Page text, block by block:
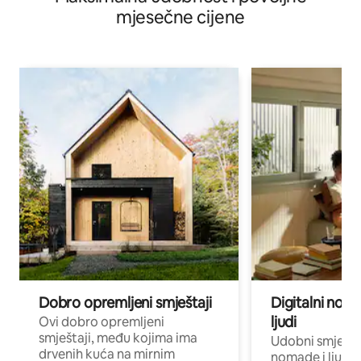
mjesečne cijene
Dobro opremljeni smještaji
Ovi dobro opremljeni
smještaji, među kojima ima
drvenih kuća na mirnim
Digitalni
ljudi
Udobni
nomade i ljude